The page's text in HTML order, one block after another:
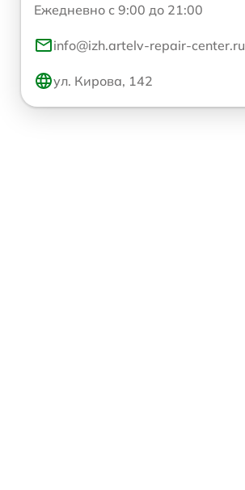
Ежедневно с 9:00 до 21:00
info@izh.artelv-repair-center.ru
ул. Кирова, 142